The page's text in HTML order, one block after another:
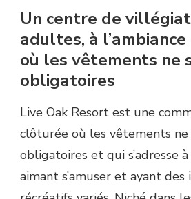
Un centre de
adultes, à
où les vêtements ne
obligatoires
Live Oak Resort est une
clôturée où les vêtements ne
obligatoires et qui s’adresse
aimant s’amuser et ayant